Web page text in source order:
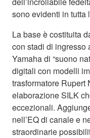
sono evidenti in tutta
La base è costituita
con stadi di ingresso
Yamaha di “suono
digitali con modelli
trasformatore Rupert
elaborazione SILK
eccezionali.
nell’EQ di canale e
straordinarie